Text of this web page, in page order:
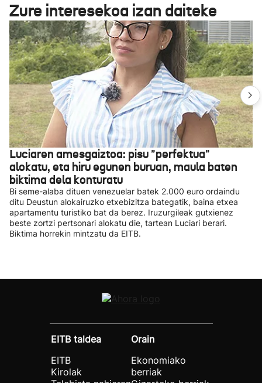
Zure interesekoa izan daiteke
Luciaren amesgaiztoa: pisu "perfektua"
alokatu, eta hiru egunen buruan, maula baten
biktima dela konturatu
Bi seme-alaba dituen venezuelar batek 2.000 euro ordaindu
ditu Deustun alokairuzko etxebizitza bategatik, baina etxea
apartamentu turistiko bat da berez. Iruzurgileak gutxienez
beste zortzi pertsonari alokatu die, tartean Luciari berari.
Biktima horrekin mintzatu da EITB.
EITB taldea
EITB
Kirolak
Orain
Ekonomiako
berriak